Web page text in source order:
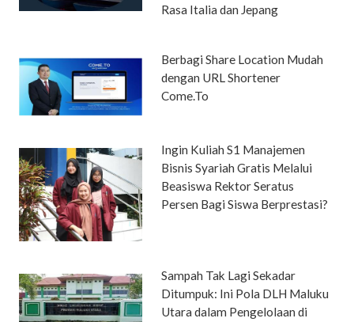
Rasa Italia dan Jepang
Berbagi Share Location Mudah
dengan URL Shortener
Come.To
Ingin Kuliah S1 Manajemen
Bisnis Syariah Gratis Melalui
Beasiswa Rektor Seratus
Persen Bagi Siswa Berprestasi?
Sampah Tak Lagi Sekadar
Ditumpuk: Ini Pola DLH Maluku
Utara dalam Pengelolaan di